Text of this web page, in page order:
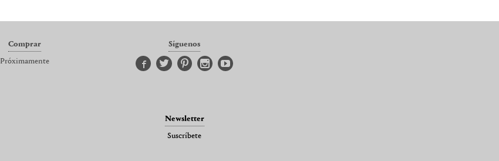
Comprar
Próximamente
Síguenos
Newsletter
Suscríbete